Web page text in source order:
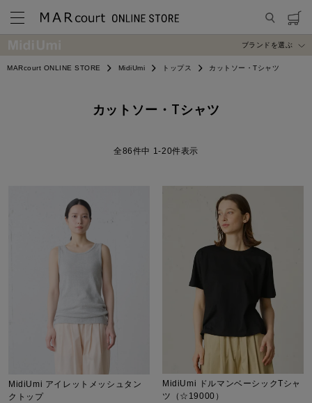
ブランドを選ぶ
MARcourt ONLINE STORE MidiUmi トップス カットソー・Tシャツ
カットソー・Tシャツ
86件中 1-20件表示
MidiUmi アイレットメッシュタン
クトップ
MidiUmi ドルマンベーシックTシャ
ツ（☆19000）